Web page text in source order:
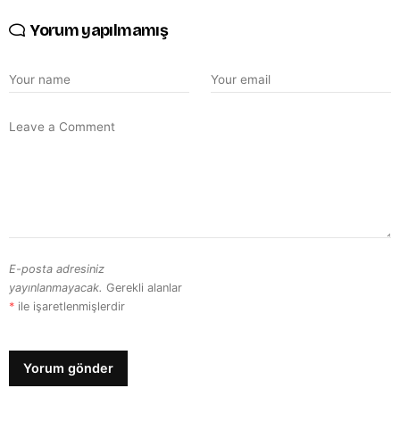
Yorum yapılmamış
E-posta adresiniz
yayınlanmayacak. Gerekli alanlar
* ile işaretlenmişlerdir